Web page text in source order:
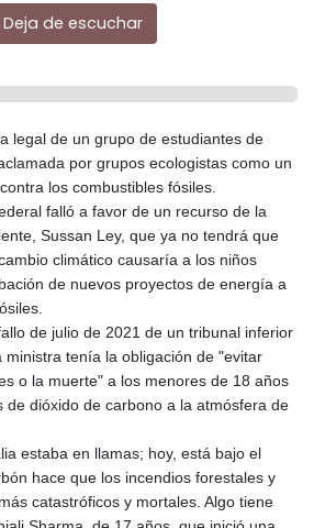
Deja de escuchar
legal de un grupo de estudiantes de
por grupos ecologistas como un
los combustibles fósiles.
falló a favor de un recurso de la
Sussan Ley, que ya no tendrá que
climático causaría a los niños
de nuevos proyectos de energía a
de julio de 2021 de un tribunal inferior
tenía la obligación de "evitar
o la muerte" a los menores de 18 años
de dióxido de carbono a la atmósfera de
estaba en llamas; hoy, está bajo el
hace que los incendios forestales y
catastróficos y mortales. Algo tiene